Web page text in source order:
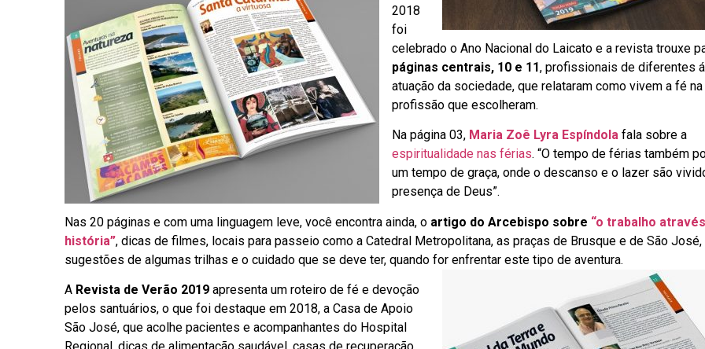
2018
foi
celebrado o Ano Nacional do Laicato e a revista trouxe
páginas centrais, 10 e 11, profissionais de diferentes
atuação da sociedade, que relataram como vivem a fé na
profissão que escolheram.
Na página 03, Maria Zoê Lyra Espíndola fala sobre a
espiritualidade nas férias. “O tempo de férias também
um tempo de graça, onde o descanso e o lazer são
presença de Deus”.
Nas 20 páginas e com uma linguagem leve, você encontra ainda, o artigo do Arcebispo sobre “o trabalho
história”, dicas de filmes, locais para passeio como a Catedral Metropolitana, as praças de Brusque e de São José,
sugestões de algumas trilhas e o cuidado que se deve ter, quando for enfrentar este tipo de aventura.
A Revista de Verão 2019 apresenta um roteiro de fé e devoção
pelos santuários, o que foi destaque em 2018, a Casa de Apoio
São José, que acolhe pacientes e acompanhantes do Hospital